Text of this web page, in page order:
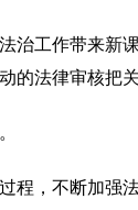
工作带来新课
的法律审核把
，不断加强法